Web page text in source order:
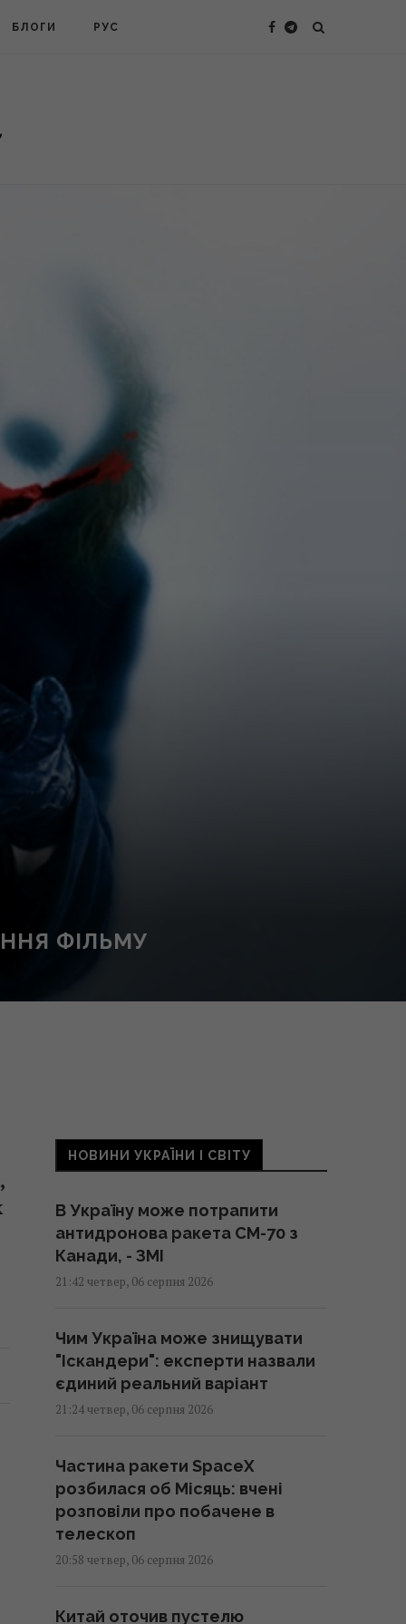
БЛОГИ РУС
ФІЛЬМУ
НОВИНИ УКРАЇНИ І СВІТУ
В Україну може потрапити
антидронова ракета CM-70 з
Канади, - ЗМІ
21:42 четвер, 06 серпня 2026
Чим Україна може знищувати
"Іскандери": експерти назвали
єдиний реальний варіант
21:24 четвер, 06 серпня 2026
Частина ракети SpaceX
розбилася об Місяць: вчені
розповіли про побачене в
телескоп
20:58 четвер, 06 серпня 2026
Китай оточив пустелю